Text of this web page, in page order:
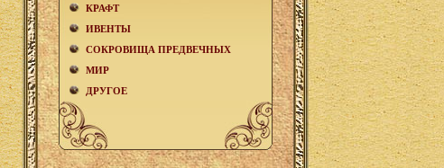
КРАФТ
ИВЕНТЫ
СОКРОВИЩА ПРЕДВЕЧНЫХ
МИР
ДРУГОЕ